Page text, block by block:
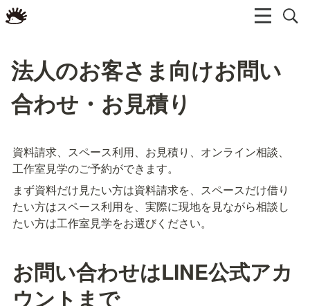
法人のお客さま向けお問い
合わせ・お見積り
資料請求、スペース利用、お見積り、オンライン相談、
工作室見学のご予約ができます。
まず資料だけ見たい方は資料請求を、スペースだけ借り
たい方はスペース利用を、実際に現地を見ながら相談し
たい方は工作室見学をお選びください。
お問い合わせはLINE公式アカ
ウントまで